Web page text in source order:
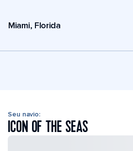
Miami, Florida
Seu navio:
ICON OF THE SEAS